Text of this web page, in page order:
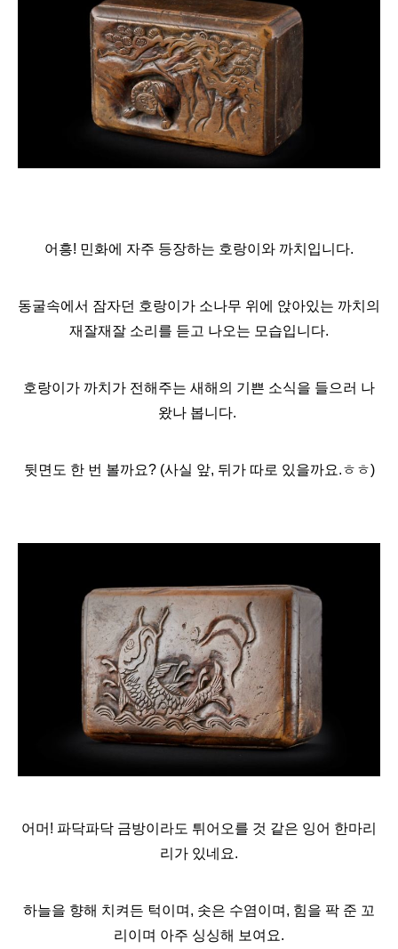
어흥! 민화에 자주 등장하는 호랑이와 까치입니다.
동굴속에서 잠자던 호랑이가 소나무 위에 앉아있는 까치의
재잘재잘 소리를 듣고 나오는 모습입니다.
호랑이가 까치가 전해주는 새해의 기쁜 소식을 들으러 나
왔나 봅니다.
뒷면도 한 번 볼까요? (사실 앞, 뒤가 따로 있을까요.ㅎㅎ)
어머! 파닥파닥 금방이라도 튀어오를 것 같은 잉어 한마리
리가 있네요.
하늘을 향해 치켜든 턱이며, 솟은 수염이며, 힘을 팍 준 꼬
리이며 아주 싱싱해 보여요.